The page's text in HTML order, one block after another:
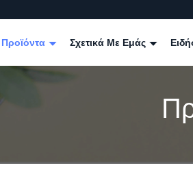
Προϊόντα Σχετικά Με Εμάς